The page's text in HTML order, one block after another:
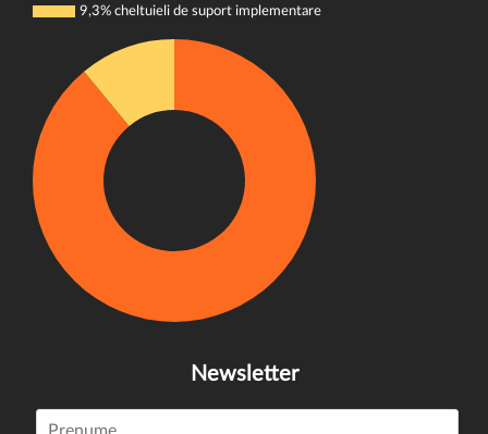
9,3% cheltuieli de suport implementare
Newsletter